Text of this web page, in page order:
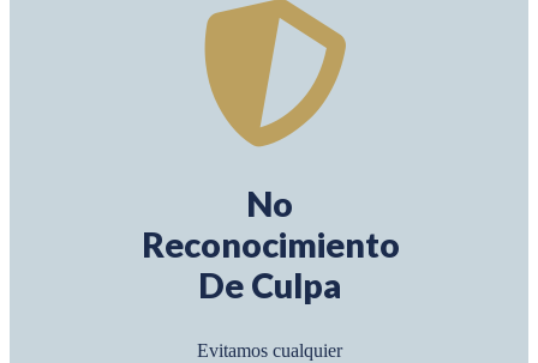
No
Reconocimiento
De Culpa
Evitamos cualquier